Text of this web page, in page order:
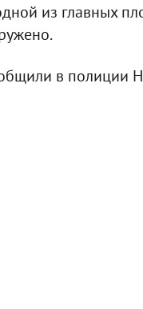
из главных
в полиции